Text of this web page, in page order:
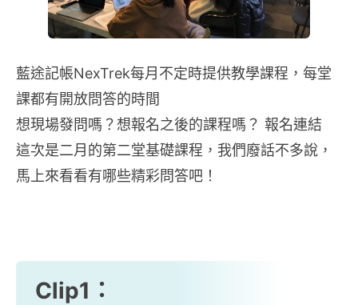
藍途記帳NexTrek每月不定時提供教學課程，每堂
課都有開放問答的時間
想現場發問嗎？想報名之後的課程嗎？ 報名連結
這次是二月的第二堂基礎課程，我們廢話不多說，
馬上來看看有哪些精彩問答吧！
Clip1：